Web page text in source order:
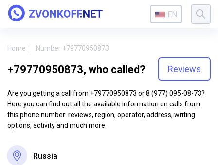
EN
Home Number +79770950873
+79770950873, who called? Reviews
Are you getting a call from +79770950873 or 8 (977) 095-08-73?
Here you can find out all the available information on calls from
this phone number: reviews, region, operator, address, writing
options, activity and much more.
Russia